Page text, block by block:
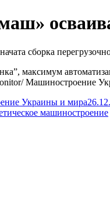
сборка
максимум
Машиностроение
Украины и мира
машиностроение